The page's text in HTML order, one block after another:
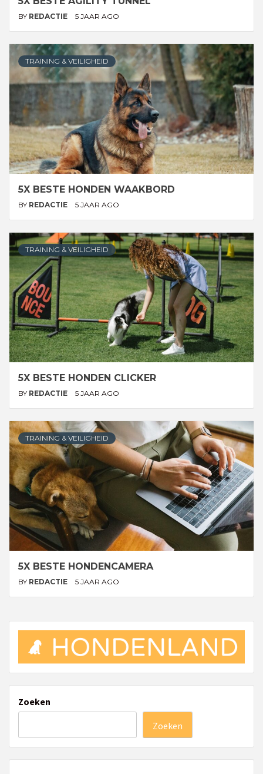
BY REDACTIE 5 JAAR AGO
TRAINING & VEILIGHEID
5X BESTE HONDEN WAAKBORD
BY REDACTIE 5 JAAR AGO
TRAINING & VEILIGHEID
5X BESTE HONDEN CLICKER
BY REDACTIE 5 JAAR AGO
TRAINING & VEILIGHEID
5X BESTE HONDENCAMERA
BY REDACTIE 5 JAAR AGO
Zoeken
Zoeken